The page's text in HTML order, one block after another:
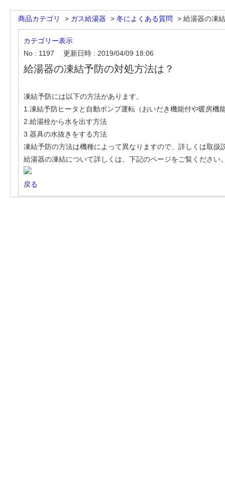
商品カテゴリ > ガス給湯器 > 冬によくある質問 > 給湯器の凍
カテゴリー表示
No : 1197
更新日時 : 2019/04/09 18:06
給湯器の凍結予防の対処方法は？
凍結予防には以下の方法があります。
1.凍結予防ヒータと自動ポンプ運転（おいだき機能付や暖房機
2.給湯栓から水を出す方法
3.器具の水抜きをする方法
凍結予防の方法は機種によって異なりますので、詳しくは取扱
給湯器の凍結について詳しくは、下記のページをご覧ください
戻る